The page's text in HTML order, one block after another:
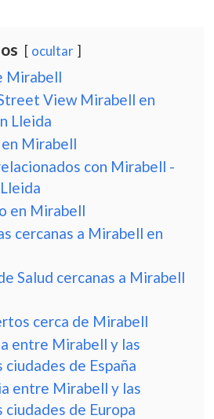
ocultar
Mirabell
View Mirabell en
Lleida
Mirabell
con Mirabell -
en Mirabell
cercanas a Mirabell en
Salud cercanas a Mirabell
cerca de Mirabell
entre Mirabell y las
ciudades de España
entre Mirabell y las
ciudades de Europa